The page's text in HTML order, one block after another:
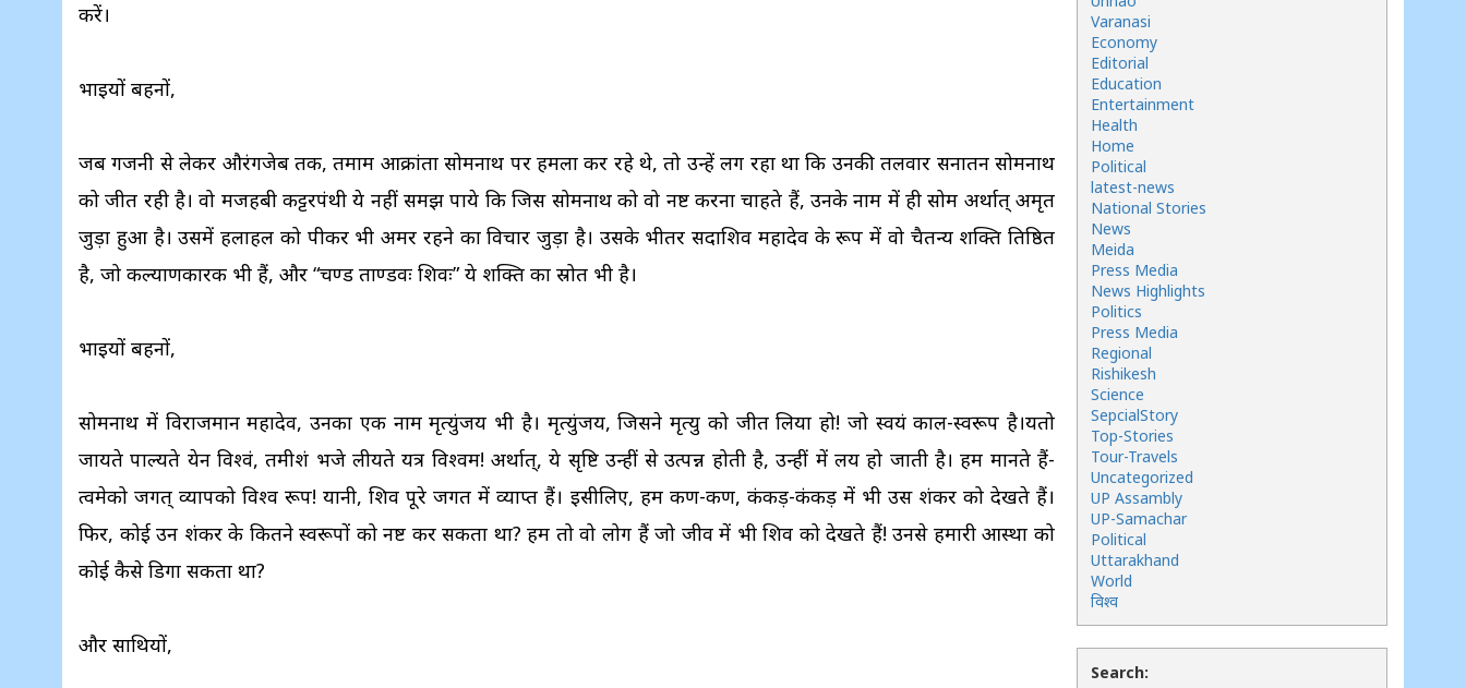
करें।
भाइयों बहनों,
जब गजनी से लेकर औरंगजेब तक, तमाम आक्रांता सोमनाथ पर हमला कर रहे थे, तो उन्हें लग रहा था कि उनकी तलवार सनातन सोमनाथ
को जीत रही है। वो मजहबी कट्टरपंथी ये नहीं समझ पाये कि जिस सोमनाथ को वो नष्ट करना चाहते हैं, उनके नाम में ही सोम अर्थात् अमृत
जुड़ा हुआ है। उसमें हलाहल को पीकर भी अमर रहने का विचार जुड़ा है। उसके भीतर सदाशिव महादेव के रूप में वो चैतन्य शक्ति प्रतिष्ठित
है, जो कल्याणकारक भी हैं, और “प्रचण्ड ताण्डवः शिवः” ये शक्ति का स्रोत भी है।
भाइयों बहनों,
सोमनाथ में विराजमान महादेव, उनका एक नाम मृत्युंजय भी है। मृत्युंजय, जिसने मृत्यु को जीत लिया हो! जो स्वयं काल-स्वरूप है।यतो
जायते पाल्यते येन विश्वं, तमीशं भजे लीयते यत्र विश्वम! अर्थात्, ये सृष्टि उन्हीं से उत्पन्न होती है, उन्हीं में लय हो जाती है। हम मानते हैं-
त्वमेको जगत् व्यापको विश्व रूप! यानी, शिव पूरे जगत में व्याप्त हैं। इसीलिए, हम कण-कण, कंकड़-कंकड़ में भी उस शंकर को देखते हैं।
फिर, कोई उन शंकर के कितने स्वरूपों को नष्ट कर सकता था? हम तो वो लोग हैं जो जीव में भी शिव को देखते हैं! उनसे हमारी आस्था को
कोई कैसे डिगा सकता था?
और साथियों,
Varanasi
Economy
Editorial
Education
Entertainment
Health
Home
Political
latest-news
National Stories
News
Meida
Press Media
News Highlights
Politics
Press Media
Regional
Rishikesh
Science
SepcialStory
Top-Stories
Tour-Travels
Uncategorized
UP Assambly
UP-Samachar
Political
Uttarakhand
World
विश्व
Search: